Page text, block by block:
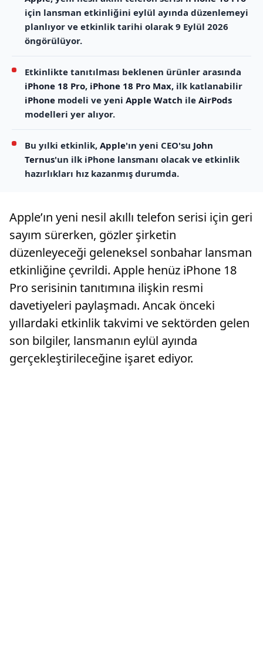
için lansman etkinliğini eylül ayında düzenlemeyi
planlıyor ve etkinlik tarihi olarak 9 Eylül 2026
öngörülüyor.
Etkinlikte tanıtılması beklenen ürünler arasında
iPhone 18 Pro, iPhone 18 Pro Max, ilk katlanabilir
iPhone modeli ve yeni Apple Watch ile AirPods
modelleri yer alıyor.
Bu yılki etkinlik, Apple'ın yeni CEO'su John
Ternus'un ilk iPhone lansmanı olacak ve etkinlik
hazırlıkları hız kazanmış durumda.
Apple’ın yeni nesil akıllı telefon serisi için geri
sayım sürerken, gözler şirketin
düzenleyeceği geleneksel sonbahar lansman
etkinliğine çevrildi. Apple henüz iPhone 18
Pro serisinin tanıtımına ilişkin resmi
davetiyeleri paylaşmadı. Ancak önceki
yıllardaki etkinlik takvimi ve sektörden gelen
son bilgiler, lansmanın eylül ayında
gerçekleştirileceğine işaret ediyor.